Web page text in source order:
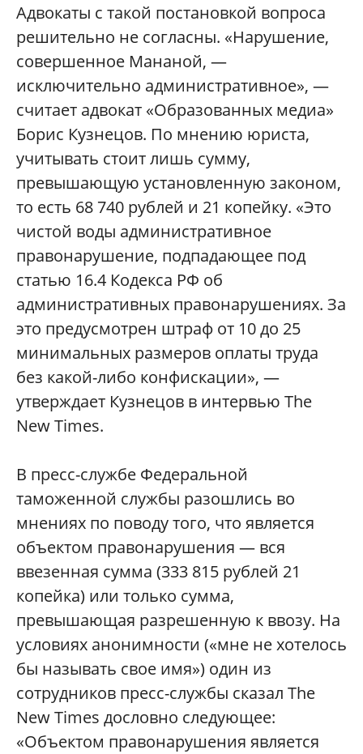
Адвокаты с такой постановкой вопроса
решительно не согласны. «Нарушение,
совершенное Мананой, —
исключительно административное», —
считает адвокат «Образованных медиа»
Борис Кузнецов. По мнению юриста,
учитывать стоит лишь сумму,
превышающую установленную законом,
то есть 68 740 рублей и 21 копейку. «Это
чистой воды административное
правонарушение, подпадающее под
статью 16.4 Кодекса РФ об
административных правонарушениях. За
это предусмотрен штраф от 10 до 25
минимальных размеров оплаты труда
без какой-либо конфискации», —
утверждает Кузнецов в интервью The
New Times.
В пресс-службе Федеральной
таможенной службы разошлись во
мнениях по поводу того, что является
объектом правонарушения — вся
ввезенная сумма (333 815 рублей 21
копейка) или только сумма,
превышающая разрешенную к ввозу. На
условиях анонимности («мне не хотелось
бы называть свое имя») один из
сотрудников пресс-службы сказал The
New Times дословно следующее:
«Объектом правонарушения является